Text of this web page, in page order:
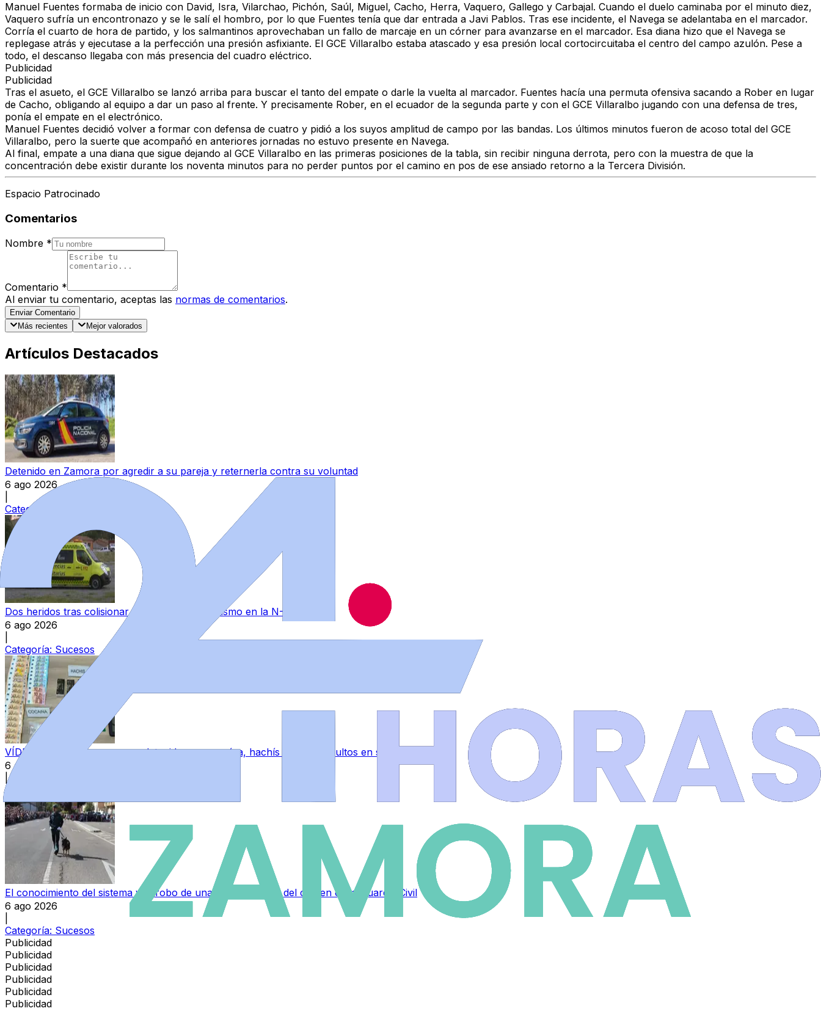
Manuel Fuentes formaba de inicio con David, Isra, Vilarchao, Pichón, Saúl, Miguel, Cacho, Herra, Vaquero, Gallego y Carbajal. Cuando el duelo caminaba por el minuto diez,
Vaquero sufría un encontronazo y se le salí el hombro, por lo que Fuentes tenía que dar entrada a Javi Pablos. Tras ese incidente, el Navega se adelantaba en el marcador.
Corría el cuarto de hora de partido, y los salmantinos aprovechaban un fallo de marcaje en un córner para avanzarse en el marcador. Esa diana hizo que el Navega se
replegase atrás y ejecutase a la perfección una presión asfixiante. El GCE Villaralbo estaba atascado y esa presión local cortocircuitaba el centro del campo azulón. Pese a
todo, el descanso llegaba con más presencia del cuadro eléctrico.
Publicidad
Publicidad
Tras el asueto, el GCE Villaralbo se lanzó arriba para buscar el tanto del empate o darle la vuelta al marcador. Fuentes hacía una permuta ofensiva sacando a Rober en lugar
de Cacho, obligando al equipo a dar un paso al frente. Y precisamente Rober, en el ecuador de la segunda parte y con el GCE Villaralbo jugando con una defensa de tres,
ponía el empate en el electrónico.
Manuel Fuentes decidió volver a formar con defensa de cuatro y pidió a los suyos amplitud de campo por las bandas. Los últimos minutos fueron de acoso total del GCE
Villaralbo, pero la suerte que acompañó en anteriores jornadas no estuvo presente en Navega.
Al final, empate a una diana que sigue dejando al GCE Villaralbo en las primeras posiciones de la tabla, sin recibir ninguna derrota, pero con la muestra de que la
concentración debe existir durante los noventa minutos para no perder puntos por el camino en pos de ese ansiado retorno a la Tercera División.
Espacio Patrocinado
Comentarios
Nombre *
Comentario *
Al enviar tu comentario, aceptas las normas de comentarios.
Enviar Comentario
Más recientes
Mejor valorados
Artículos Destacados
Detenido en Zamora por agredir a su pareja y reternerla contra su voluntad
6 ago 2026
Categoría:
Dos heridos tras colisionar un camión y un turismo en la N-525
6 ago 2026
Categoría: Sucesos
VÍDEO | Un joven zamorano, detenido con cocaína, hachís y dinero ocultos en su vehículo
6 ago 2026
|
Categoría:
El conocimiento del sistema y el robo de una pistola, detrás del crimen de la Guardia Civil
6 ago 2026
Categoría: Sucesos
Publicidad
Publicidad
Publicidad
Publicidad
Publicidad
Publicidad